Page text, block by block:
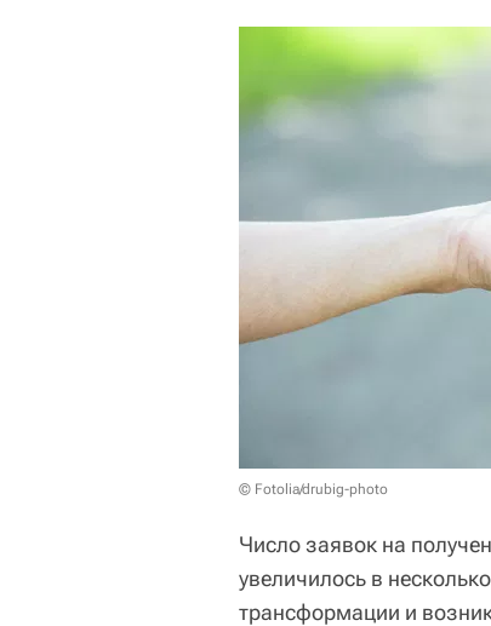
© Fotolia/drubig-photo
Число заявок на
увеличилось в
трансформации и